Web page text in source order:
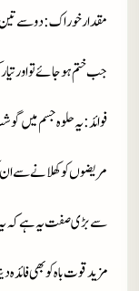
مقدار خوراک: دو سے
جب ختم ہوجائے تو اور
فوائد: یہ حلوہ جسم میں
مریضوں کو کھلانے سے
سے بڑی صفت یہ ہے کہ یہ
مزید قوت باہ کو بھی فائدہ